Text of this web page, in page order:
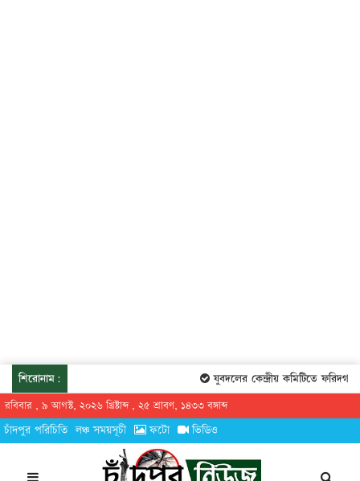
শিরোনাম: যুবদলের কেন্দ্রীয় কমিটিতে ফরিদগঞ্জের
রবিবার , ৯ আগস্ট, ২০২৬ খ্রিষ্টাব্দ , ২৫ শ্রাবণ, ১৪৩৩ বঙ্গাব্দ
চাঁদপুর পরিচিতি লঞ্চ সময়সূচী ফটো ভিডিও